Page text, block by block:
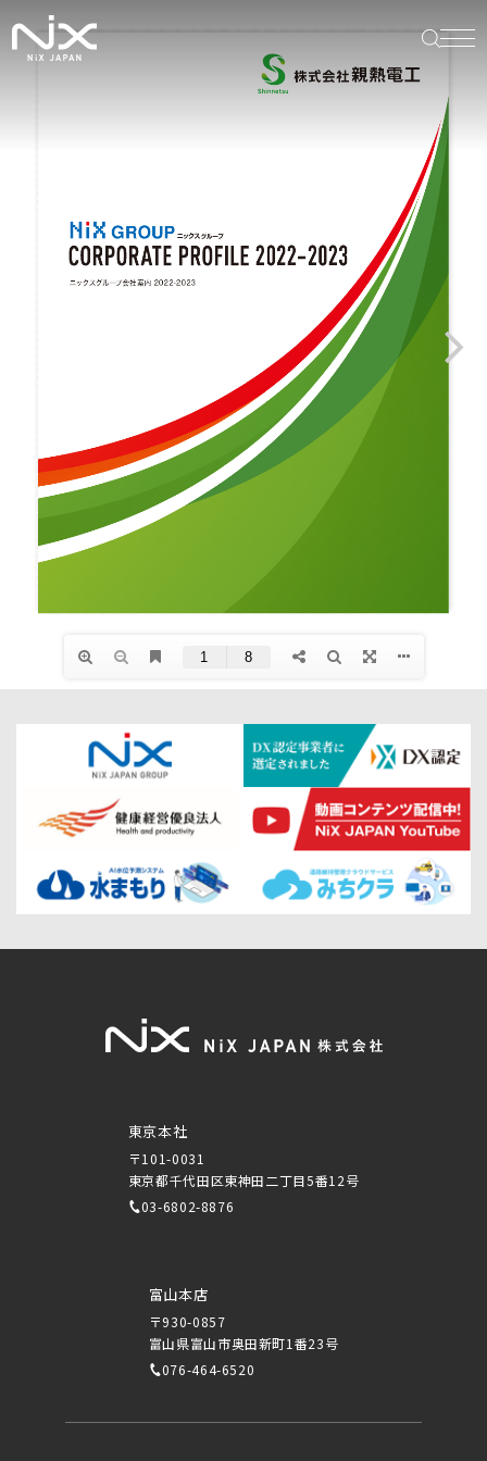
東京本社
〒101-0031
東京都千代田区東神田二丁目5番12号
03-6802-8876
富山本店
〒930-0857
富山県富山市奥田新町1番23号
076-464-6520